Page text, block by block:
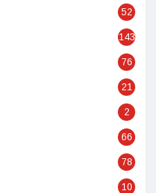
52
143
76
21
2
66
78
10